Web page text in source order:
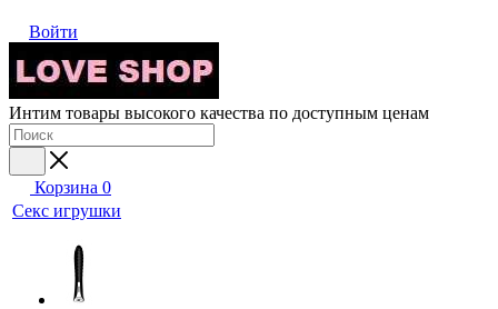
Войти
Интим товары высокого качества по доступным ценам
Корзина 0
Секс игрушки